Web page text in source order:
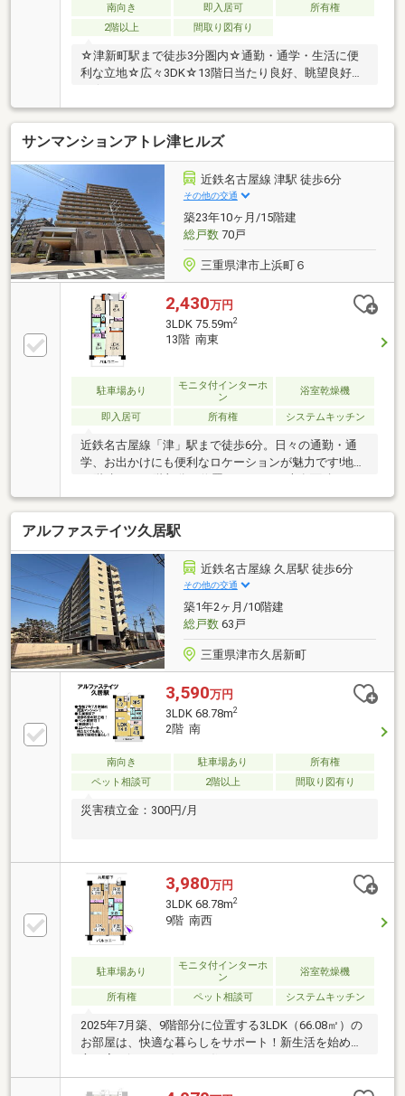
南向き 即入居可
所有権
2階以上
間取り図有り
☆津新町駅まで徒歩3分圏内☆通勤・通学・生活に便
利な立地☆広々3DK☆13階日当たり良好、眺望良好で
サンマンションアトレ津ヒルズ
近鉄名古屋線 津駅 徒歩6分
その他の交通
築23年10ヶ月/15階建
総戸数70戸
三重県津市上浜町６
2,430万円
3LDK 75.59m2
13階 南東
駐車場あり
モニタ付インターホ
ン
浴室乾燥機
即入居可 所有権 システムキッチン
近鉄名古屋線「津」駅まで徒歩6分。日々の通勤・通
学、お出かけにも便利なロケーションが魅力です!地上
㎡のお部屋。2002年11月築の鉄骨鉄筋コンクリート造
南向きの明るいリビングで快適な暮らしが叶います。
駅近でありながら、落ち着いた住環境も兼ね備え、都
市生活をアクティブに楽しみたい方におすすめ
アルファステイツ久居駅
近鉄名古屋線 久居駅 徒歩6分
その他の交通
築1年2ヶ月/10階建
総戸数63戸
三重県津市久居新町
3,590万円
3LDK 68.78m2
2階 南
南向き 駐車場あり
所有権
ペット相談可
2階以上 間取り図有り
災害積立金：300円/月
3,980万円
3LDK 68.78m2
9階 南西
駐車場あり
モニタ付インターホ
ン
浴室乾燥機
所有権 ペット相談可 システムキッチン
2025年7月築、9階部分に位置する3LDK（66.08㎡）の
お部屋は、快適な暮らしをサポート！新生活を始める